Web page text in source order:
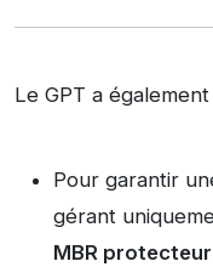
Le GPT a
Pour garantir
gérant
MBR protecteur